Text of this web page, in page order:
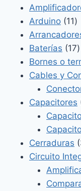
Arduino 1111
Baterías 1717
Bornes o
Cables y
Capacitores
Cerraduras
Circuito